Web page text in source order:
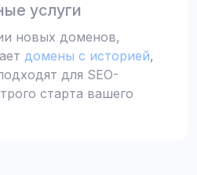
услуги
новых доменов,
домены с историей,
для SEO-
старта вашего